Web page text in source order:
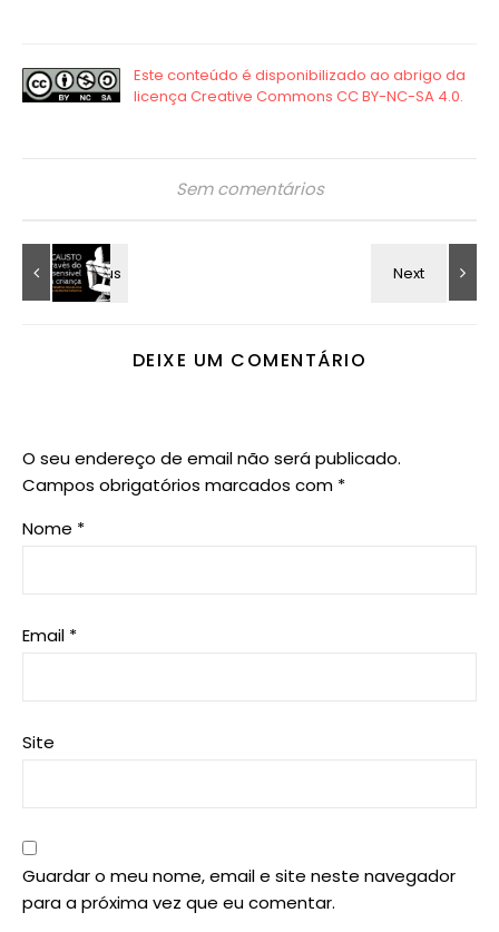
Sem comentários
DEIXE UM COMENTÁRIO
O seu endereço de email não será publicado.
Campos obrigatórios marcados com *
Nome *
Email *
Site
Guardar o meu nome, email e site neste navegador
para a próxima vez que eu comentar.